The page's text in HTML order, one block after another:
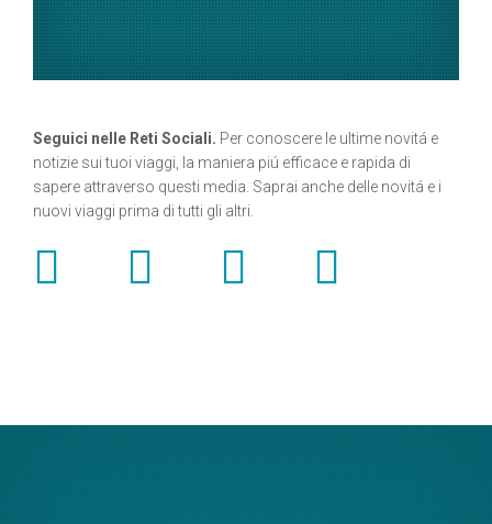
Seguici nelle Reti Sociali. Per conoscere le ultime novitá e
notizie sui tuoi viaggi, la maniera piú efficace e rapida di
sapere attraverso questi media. Saprai anche delle novitá e i
nuovi viaggi prima di tutti gli altri.